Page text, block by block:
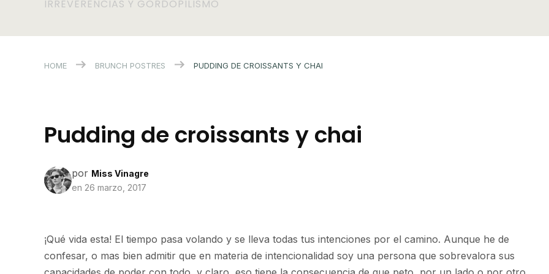
IRREVERENCIAS Y GORDOPILISMO
HOME BRUNCH POSTRES PUDDING DE CROISSANTS Y CHAI
Pudding de croissants y chai
por Miss Vinagre
en 26 marzo, 2017
¡Qué vida esta! El tiempo pasa volando y se lleva todas tus intenciones por el camino. Aunque he de
confesar, o mas bien admitir que en materia de intencionalidad soy una persona que sobrevalora sus